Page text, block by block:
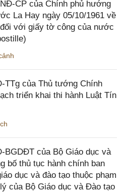
CP của Chính phủ hướng
La Hay ngày 05/10/1961 về
với giấy tờ công của nước
TTg của Thủ tướng Chính
triển khai thi hành Luật Tín
BGDĐT của Bộ Giáo dục và
bố thủ tục hành chính ban
dục và đào tạo thuộc phạm
của Bộ Giáo dục và Đào tạo